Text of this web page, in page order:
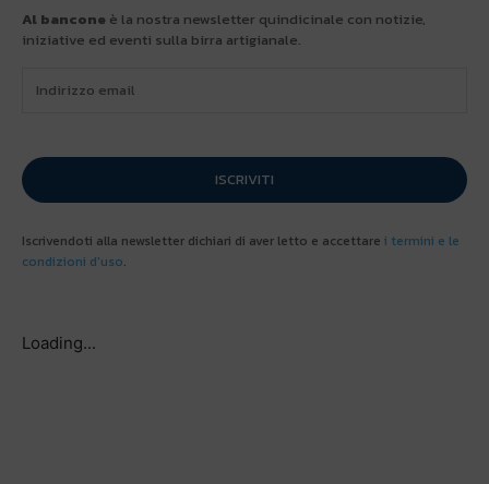
Al bancone è la nostra newsletter quindicinale con notizie,
iniziative ed eventi sulla birra artigianale.
ISCRIVITI
Iscrivendoti alla newsletter dichiari di aver letto e accettare i termini e le
condizioni d'uso.
Loading...